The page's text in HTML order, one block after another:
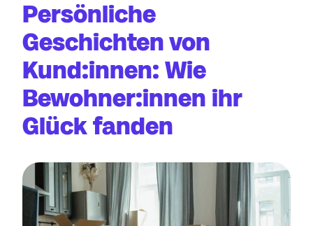
Persönliche
Geschichten von
Kund:innen: Wie
Bewohner:innen ihr
Glück fanden